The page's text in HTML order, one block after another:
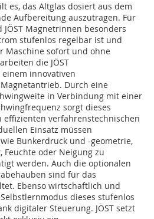
es, das Altglas dosiert aus dem
Aufbereitung auszutragen. Für
JÖST Magnetrinnen besonders
stufenlos regelbar ist und
Maschine sofort und ohne
die JÖST
innovativen
Durch eine
in Verbindung mit einer
sorgt dieses
verfahrenstechnischen
Einsatz müssen
Bunkerdruck und -geometrie,
Feuchte oder Neigung zu
werden. Auch die optionalen
sind für das
Ebenso wirtschaftlich und
dieses stufenlos
digitaler Steuerung. JÖST setzt